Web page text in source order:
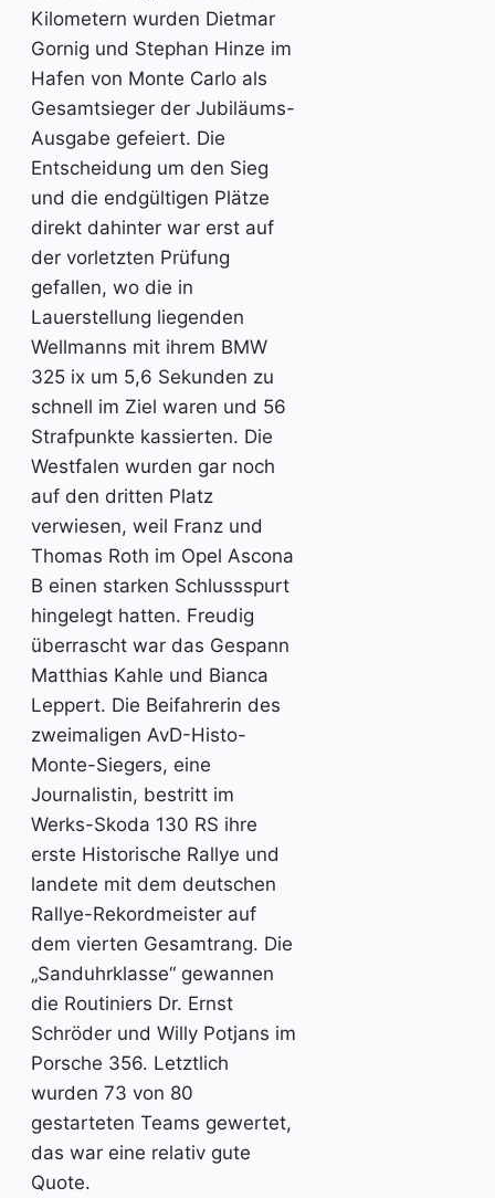
Kilometern wurden Dietmar
Gornig und Stephan Hinze im
Hafen von Monte Carlo als
Gesamtsieger der Jubiläums-
Ausgabe gefeiert. Die
Entscheidung um den Sieg
und die endgültigen Plätze
direkt dahinter war erst auf
der vorletzten Prüfung
gefallen, wo die in
Lauerstellung liegenden
Wellmanns mit ihrem BMW
325 ix um 5,6 Sekunden zu
schnell im Ziel waren und 56
Strafpunkte kassierten. Die
Westfalen wurden gar noch
auf den dritten Platz
verwiesen, weil Franz und
Thomas Roth im Opel Ascona
B einen starken Schlussspurt
hingelegt hatten. Freudig
überrascht war das Gespann
Matthias Kahle und Bianca
Leppert. Die Beifahrerin des
zweimaligen AvD-Histo-
Monte-Siegers, eine
Journalistin, bestritt im
Werks-Skoda 130 RS ihre
erste Historische Rallye und
landete mit dem deutschen
Rallye-Rekordmeister auf
dem vierten Gesamtrang. Die
„Sanduhrklasse“ gewannen
die Routiniers Dr. Ernst
Schröder und Willy Potjans im
Porsche 356. Letztlich
wurden 73 von 80
gestarteten Teams gewertet,
das war eine relativ gute
Quote.